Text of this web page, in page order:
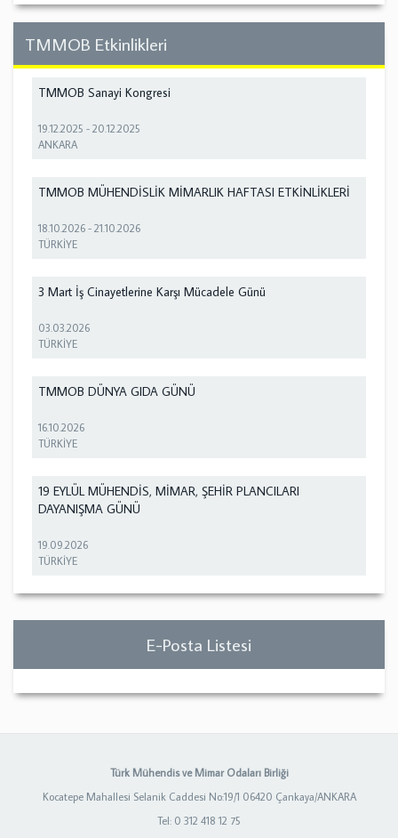
TMMOB Etkinlikleri
TMMOB Sanayi Kongresi
19.12.2025 -20.12.2025
ANKARA
TMMOB MÜHENDİSLİK MİMARLIK HAFTASI ETKİNLİKLERİ
18.10.2026 -21.10.2026
TÜRKİYE
3 Mart İş Cinayetlerine Karşı Mücadele Günü
03.03.2026
TÜRKİYE
TMMOB DÜNYA GIDA GÜNÜ
16.10.2026
TÜRKİYE
19 EYLÜL MÜHENDİS, MİMAR, ŞEHİR PLANCILARI
DAYANIŞMA GÜNÜ
19.09.2026
TÜRKİYE
E-Posta Listesi
Türk Mühendis ve Mimar Odaları Birliği
Kocatepe Mahallesi Selanik Caddesi No:19/1 06420 Çankaya/ANKARA
Tel: 0 312 418 12 75